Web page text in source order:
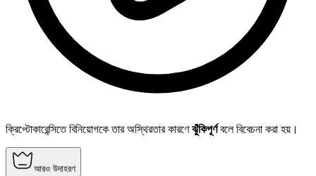
ক্রিপ্টোকারেন্সিতে বিনিয়োগকে তার অস্থিরতার কারণেঝুঁকিপূর্ণবলে বিবেচনা করা হয়।
আরও উদাহরণ